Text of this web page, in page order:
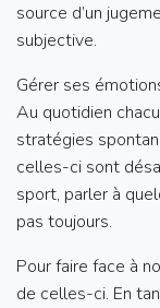
source d’un
subjective.
Gérer ses
Au quotidien
stratégies
celles-ci sont
sport, parler à
pas toujours.
Pour faire face à
de celles-ci. En